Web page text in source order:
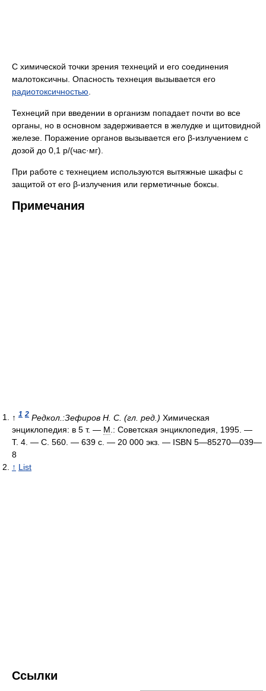
С химической точки зрения технеций и его соединения
малотоксичны. Опасность технеция вызывается его
радиотоксичностью
Технеций при введении в организм попадает почти во все
органы, но в основном задерживается в желудке и щитовидной
железе. Поражение органов вызывается его β-излучением с
дозой до 0,1 р/(час·мг).
При работе с технецием используются вытяжные шкафы с
защитой от его β-излучения или герметичные боксы.
Примечания
↑ 1 2 Редкол.:Зефиров Н. С. (гл. ред.) Химическая
энциклопедия: в 5 т. — М.: Советская энциклопедия, 1995. —
Т. 4. — С. 560. — 639 с. — 20 000 экз. — ISBN 5—85270—039—
8
↑ List
Ссылки